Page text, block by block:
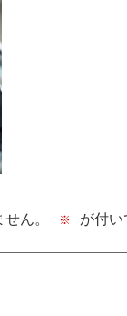
ん。 ※
が付